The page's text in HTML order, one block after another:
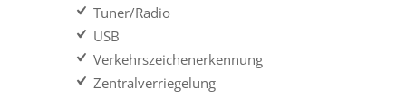
Tuner/Radio
USB
Verkehrszeichenerkennung
Zentralverriegelung